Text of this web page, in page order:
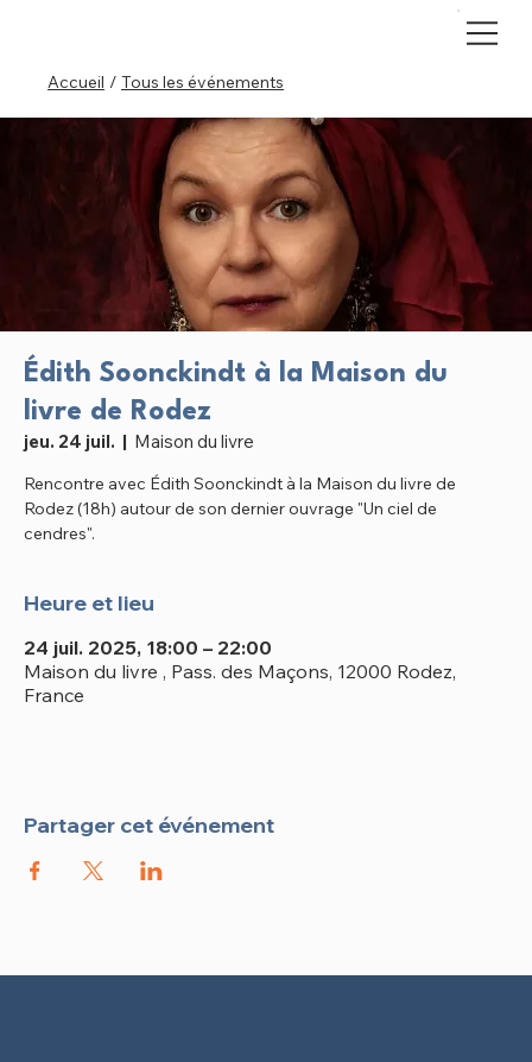
Accueil / Tous les événements
Édith Soonckindt à la Maison du
livre de Rodez
jeu. 24 juil.
  |
Maison du livre
Rencontre avec Édith Soonckindt à la Maison du livre de
Rodez (18h) autour de son dernier ouvrage "Un ciel de
cendres".
Heure et lieu
24 juil. 2025, 18:00 – 22:00
Maison du livre , Pass. des Maçons, 12000 Rodez,
France
Partager cet événement